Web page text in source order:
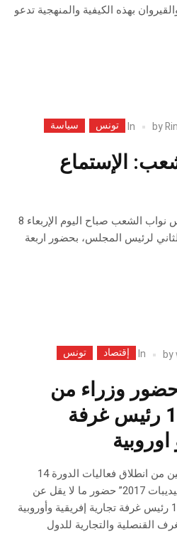
بهذه الكيفية والمنهجية تدعو
by
In تونس سياسة
الإستماع
انطلقت الجلسة العامة بمجلس نواب الشعب صباح اليوم الإربعاء 8
الثاني لرئيس المجلس، بحضور اربعة
by
In إقتصاد تونس
2017 :حضور وزراء من
دول افريقية و 11 رئيس غرفة
تأكد إلى حد الآن وقبل أسبوعين من انطلاق فعاليات الدورة 14
للصالون المتوسطي للبناء “ميديبات 2017” حضور ما لا يقل عن
خمسة من الوزراء الأفارقة و11 رئيس غرفة تجارية إفريقية وأوروبية
القنصلية والتجارية للدول